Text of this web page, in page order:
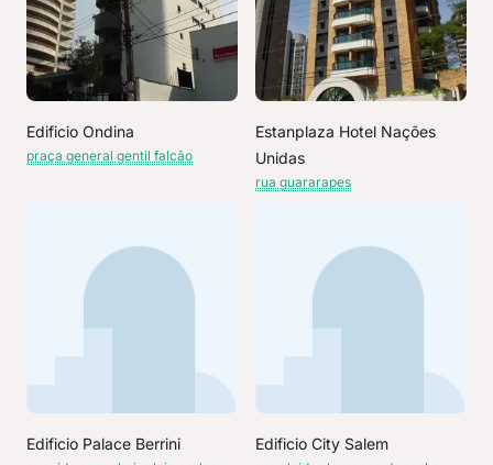
Edificio Ondina
praça general gentil falcão
Estanplaza Hotel Nações
Unidas
rua guararapes
Edificio Palace Berrini Edificio City Salem